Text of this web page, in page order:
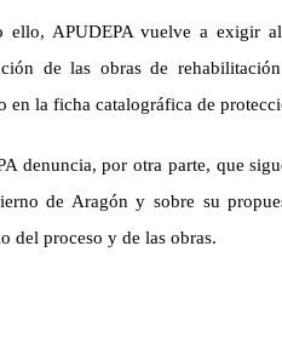
ello, APUDEPA vuelve a exigir
de las obras de
en la ficha catalográfica de
denuncia, por otra parte, que
de Aragón y sobre su
del proceso y de las obras.